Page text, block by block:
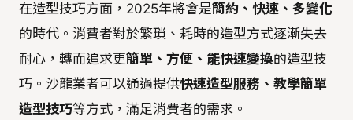
在造型技巧方面，2025年將會是簡約、快速、多變化
的時代。消費者對於繁瑣、耗時的造型方式逐漸失去
耐心，轉而追求更簡單、方便、能快速變換的造型技
巧。沙龍業者可以通過提供快速造型服務、教學簡單
造型技巧等方式，滿足消費者的需求。